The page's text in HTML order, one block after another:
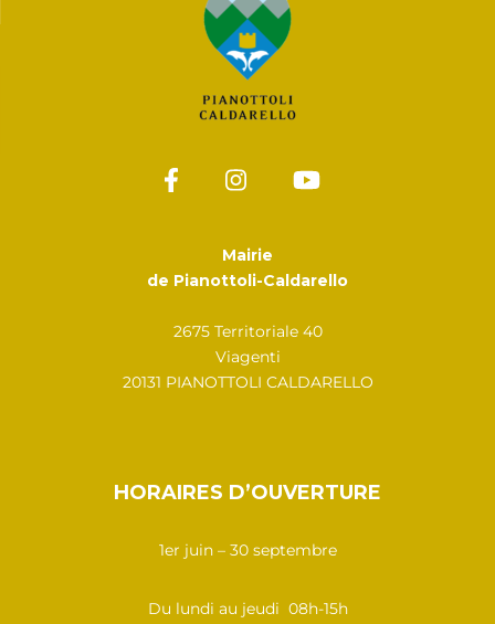
Mairie
de Pianottoli-Caldarello
2675 Territoriale 40
Viagenti
20131 PIANOTTOLI CALDARELLO
HORAIRES D’OUVERTURE
1er juin – 30 septembre
Du lundi au jeudi 08h-15h